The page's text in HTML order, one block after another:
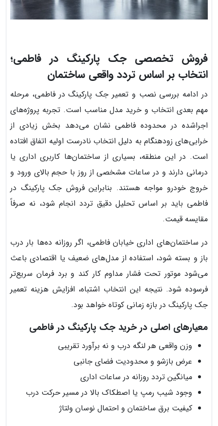
فروش تخصصی جک پارکینگ در فاطمی؛
انتخاب بر اساس تردد واقعی ساختمان
در ادامه بررسی نصب و تعمیر جک پارکینگ در فاطمی، مرحله
مهم بعدی انتخاب و خرید مدل مناسب است. تجربه پروژه‌های
اجراشده در محدوده فاطمی نشان می‌دهد بخش زیادی از
خرابی‌های زودهنگام به دلیل انتخاب نادرست اولیه اتفاق افتاده
است. در این منطقه، بسیاری از ساختمان‌ها کاربری اداری یا
درمانی دارند و در ساعات مشخصی از روز با حجم بالای ورود و
خروج خودرو مواجه هستند. بنابراین فروش جک پارکینگ در
فاطمی باید بر اساس تحلیل دقیق تردد انجام شود، نه صرفاً
مقایسه قیمت.
در ساختمان‌های اداری خیابان فاطمی، اگر روزانه ده‌ها بار درب
باز و بسته شود، استفاده از مدل‌های ضعیف یا اقتصادی باعث
می‌شود موتور تحت فشار مداوم کار کند و برد فرمان سریع‌تر
فرسوده شود. نتیجه این انتخاب اشتباه، افزایش هزینه تعمیر
جک پارکینگ در بازه زمانی کوتاه خواهد بود.
معیارهای اصلی در خرید جک پارکینگ در فاطمی
وزن واقعی هر لنگه درب و نه برآورد تقریبی
عرض بازشو و محدودیت فضای جانبی
میانگین تردد روزانه در ساعات اداری
وجود شیب رمپ یا اصطکاک بالا در مسیر حرکت درب
کیفیت برق ساختمان و احتمال نوسان ولتاژ